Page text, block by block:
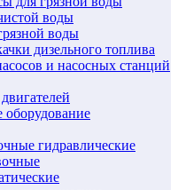
воды
воды
дизельного топлива
и насосных станций
оборудование
гидравлические